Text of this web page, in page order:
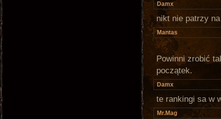
Damx
nikt nie patrzy
Mantas
Powinni zrobić
początek.
Damx
te rankingi sa w
Mr.Mag